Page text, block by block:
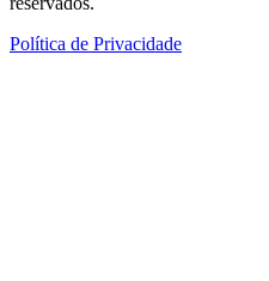
Política de Privacidade